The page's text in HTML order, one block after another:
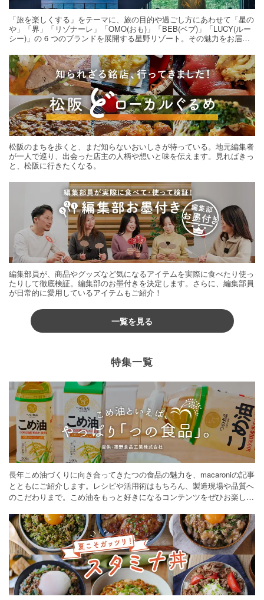
「旅を楽しくする」をテーマに、旅の目的や過ごし方にあわせて「星の
や」「界」「リゾナーレ」「OMO(おも)」「BEB(ベブ)」「LUCY(ルー
シー)」の 6 つのブランドを展開する星野リゾート。その魅力をお届け
松阪のまちを歩くと、まだ知らないおいしさが待っている。地元編集者
が一人で巡り、出会った店主の人柄や想いと味を伝えます。見ればきっ
と、松阪に行きたくなる。
編集部員が、商品やグッズなど気になるアイテムを実際に食べたり使っ
たりして徹底検証。編集部のお墨付きを決定します。さらに、編集部員
が日常的に愛用しているアイテムもご紹介！
一覧を見る
特集一覧
長年こめ油づくりに向き合ってきたつの食品の魅力を、macaroniの記事
とともにご紹介します。レシピや活用術はもちろん、製造現場や品質へ
のこだわりまで。こめ油をもっと好きになるコンテンツをぜひお楽しみ